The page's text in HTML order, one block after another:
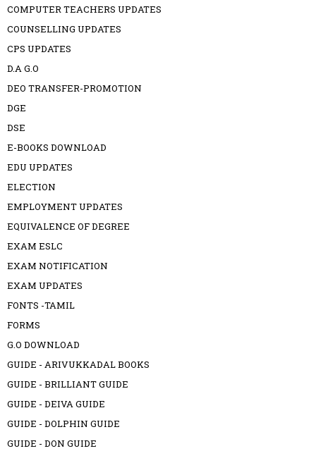
COMPUTER TEACHERS UPDATES
COUNSELLING UPDATES
CPS UPDATES
D.A G.O
DEO TRANSFER-PROMOTION
DGE
DSE
E-BOOKS DOWNLOAD
EDU UPDATES
ELECTION
EMPLOYMENT UPDATES
EQUIVALENCE OF DEGREE
EXAM ESLC
EXAM NOTIFICATION
EXAM UPDATES
FONTS -TAMIL
FORMS
G.O DOWNLOAD
GUIDE - ARIVUKKADAL BOOKS
GUIDE - BRILLIANT GUIDE
GUIDE - DEIVA GUIDE
GUIDE - DOLPHIN GUIDE
GUIDE - DON GUIDE